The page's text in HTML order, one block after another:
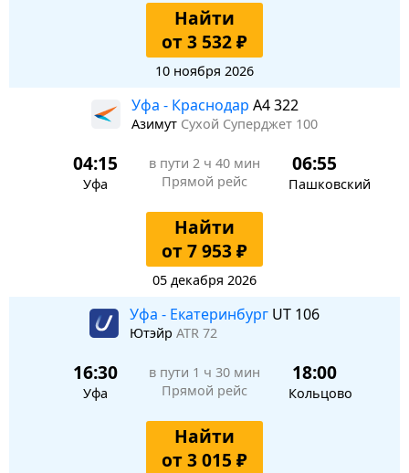
Найти
от 3 532 ₽
10 ноября 2026
Уфа - Краснодар A4 322
Азимут Сухой Суперджет 100
04:15
Уфа
в пути 2 ч 40 мин
Прямой рейс
06:55
Пашковский
Найти
от 7 953 ₽
05 декабря 2026
Уфа - Екатеринбург UT 106
Ютэйр ATR 72
16:30
Уфа
в пути 1 ч 30 мин
Прямой рейс
18:00
Кольцово
Найти
от 3 015 ₽